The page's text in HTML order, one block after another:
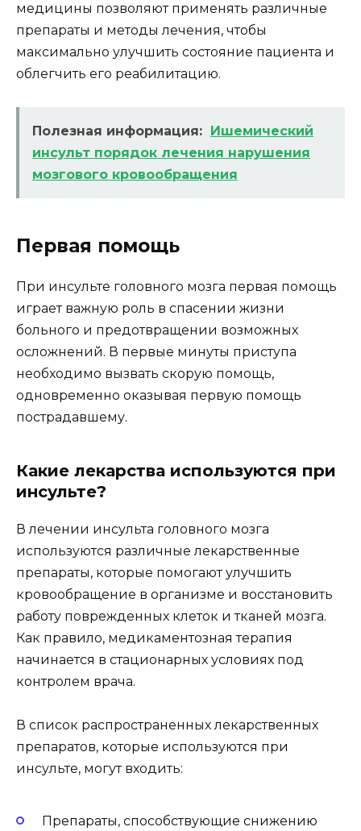
медицины позволяют применять различные
препараты и методы лечения, чтобы
максимально улучшить состояние пациента и
облегчить его реабилитацию.
Полезная информация: Ишемический
инсульт порядок лечения нарушения
мозгового кровообращения
Первая помощь
При инсульте головного мозга первая помощь
играет важную роль в спасении жизни
больного и предотвращении возможных
осложнений. В первые минуты приступа
необходимо вызвать скорую помощь,
одновременно оказывая первую помощь
пострадавшему.
Какие лекарства используются при
инсульте?
В лечении инсульта головного мозга
используются различные лекарственные
препараты, которые помогают улучшить
кровообращение в организме и восстановить
работу поврежденных клеток и тканей мозга.
Как правило, медикаментозная терапия
начинается в стационарных условиях под
контролем врача.
В список распространенных лекарственных
препаратов, которые используются при
инсульте, могут входить:
Препараты, способствующие снижению